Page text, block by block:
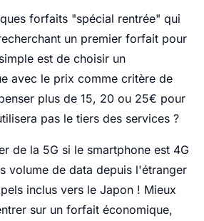
forfaits "spécial rentrée" qui
un premier forfait pour
est de choisir un
avec le prix comme critère de
plus de 15, 20 ou 25€ pour
pas le tiers des services ?
de la 5G si le smartphone est 4G
volume de data depuis l'étranger
inclus vers le Japon ! Mieux
sur un forfait économique,